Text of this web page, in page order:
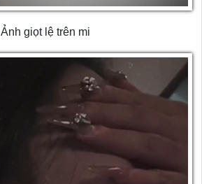
Ảnh giọt lệ trên mi